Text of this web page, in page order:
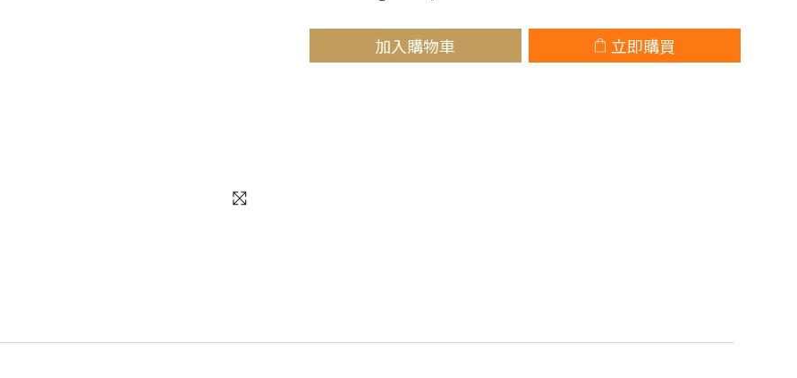
加入購物車 立即購買